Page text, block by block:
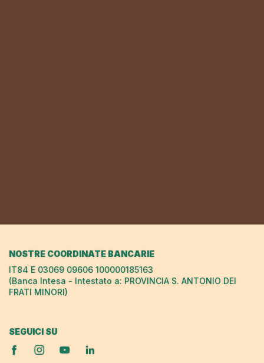
NOSTRE COORDINATE BANCARIE
IT84 E 03069 09606 100000185163
(Banca Intesa - Intestato a: PROVINCIA S. ANTONIO DEI
FRATI MINORI)
SEGUICI SU